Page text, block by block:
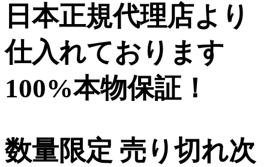
日本正規代理店より
仕入れております
100%本物保証！
数量限定 売り切れ次